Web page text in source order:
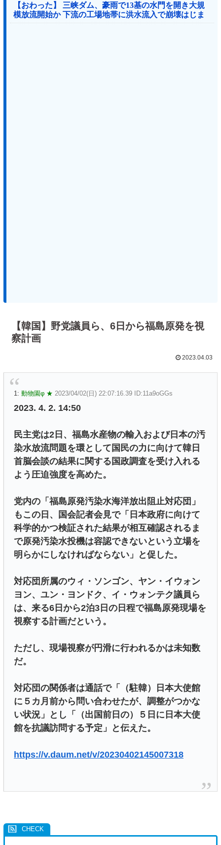
【おわった】 三峡ダム、豪雨で13基の水門を開き大規
模放流開始か 下流の工場地帯に洪水流入で崩壊はじま
る
【韓国】野党議員ら、6日から福島原発を視
察計画
2023.04.03
1: 動物園φ ★ 2023/04/02(日) 22:07:16.39 ID:11a9oGGs
2023. 4. 2. 14:50
民主党は2日、福島水産物の輸入および日本の汚
染水放流問題を環として国民の力に向けて韓日
首脳会談の結果に関する国政調査を受け入れる
よう圧迫強度を高めた。
党内の「福島原発汚染水海洋放出阻止対応団」
もこの日、国会記者会見で「日本政府に向けて
科学的かつ検証された結果が相互確認されるま
で原発汚染水投機は容認できないという立場を
明らかにしなければならない」と促した。
対応団所属のウィ・ソンゴン、ヤン・イウォン
ヨン、ユン・ヨンドク、イ・ウォンテク議員ら
は、来る6日から2泊3日の日程で福島原発現場を
視察する計画だという。
ただし、現場視察が円滑に行われるかは未知数
だ。
対応団の関係者は通話で「（駐韓）日本大使館
に５カ月前から問い合わせたが、調整がつかな
い状況」とし「（出国前日の）５日に日本大使
館を抗議訪問する予定」と伝えた。
https://v.daum.net/v/20230402145007318